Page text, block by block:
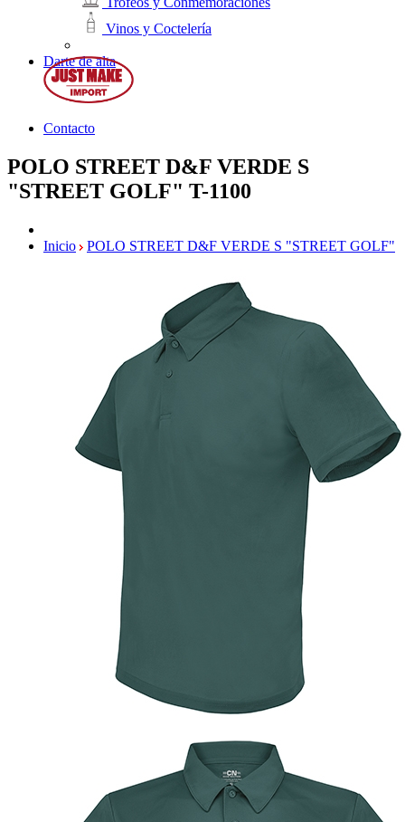
Vinos y Coctelería
Darte de alta
Contacto
POLO STREET D&F VERDE S
"STREET GOLF" T-1100
Inicio POLO STREET D&F VERDE S "STREET GOLF"